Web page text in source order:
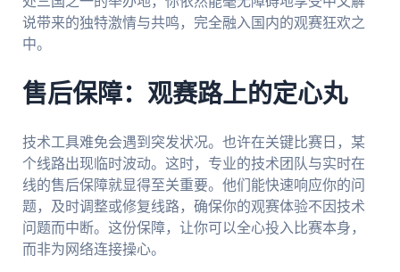
说带来的独特激情与共鸣，完全融入国内的观赛狂欢之
中。
售后保障：观赛路上的定心丸
技术工具难免会遇到突发状况。也许在关键比赛日，某
个线路出现临时波动。这时，专业的技术团队与实时在
线的售后保障就显得至关重要。他们能快速响应你的问
题，及时调整或修复线路，确保你的观赛体验不因技术
问题而中断。这份保障，让你可以全心投入比赛本身，
而非为网络连接操心。